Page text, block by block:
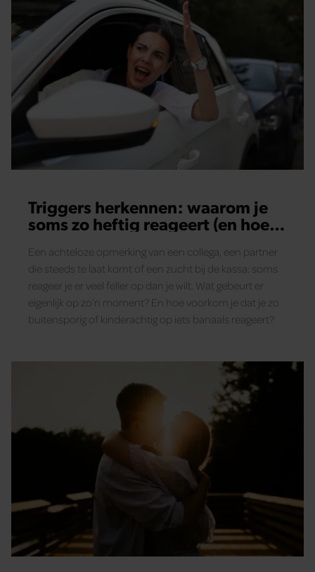
Triggers herkennen: waarom je
soms zo heftig reageert (en hoe
Een achteloze opmerking van een collega, een partner
die steeds te laat komt of een zucht bij de kassa: soms
reageer je er veel feller op dan je wilt. Wat gebeurt er
eigenlijk op zo’n moment? En hoe voorkom je dat je zo
buitensporig of kinderachtig op iets banaals reageert?